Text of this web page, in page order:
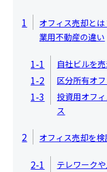
1
オフィス売却と
業用不動産の違い
1-1 自社ビルを
1-2 区分所有オ
1-3
投資用オフ
ス
2 オフィス売却を
2-1
テレワーク